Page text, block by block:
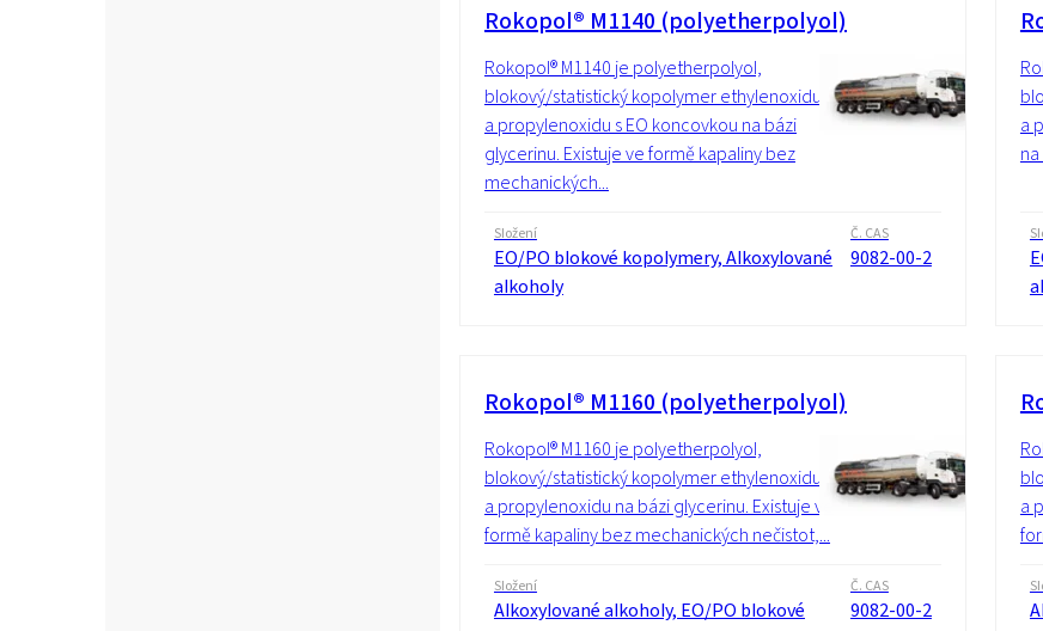
Rokopol® M1140 (polyetherpolyol)
Rokopol® M1140 je polyetherpolyol,
blokový/statistický kopolymer ethylenoxidu
a propylenoxidu s EO koncovkou na bázi
glycerinu. Existuje ve formě kapaliny bez
mechanických...
Složení
EO/PO blokové kopolymery, Alkoxylované
alkoholy
Č. CAS
9082-00-2
a
Rokopol® M1160 (polyetherpolyol)
Rokopol® M1160 je polyetherpolyol,
blokový/statistický kopolymer ethylenoxidu
a propylenoxidu na bázi glycerinu. Existuje ve
formě kapaliny bez mechanických nečistot,...
Složení
Alkoxylované alkoholy, EO/PO blokové
Č. CAS
9082-00-2
a